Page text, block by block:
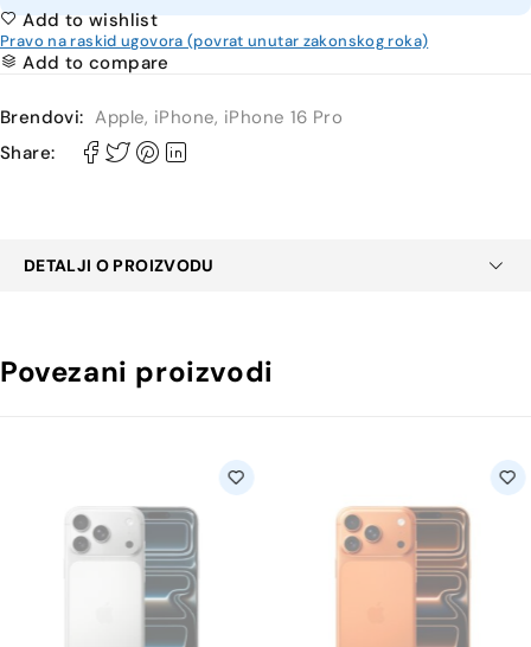
Add to wishlist
Pravo na raskid ugovora (povrat unutar zakonskog roka)
Add to compare
Brendovi: Apple, iPhone, iPhone 16 Pro
Share:
DETALJI O PROIZVODU
Povezani proizvodi